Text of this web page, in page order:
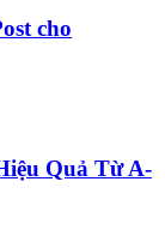
cho
Quả Từ A-